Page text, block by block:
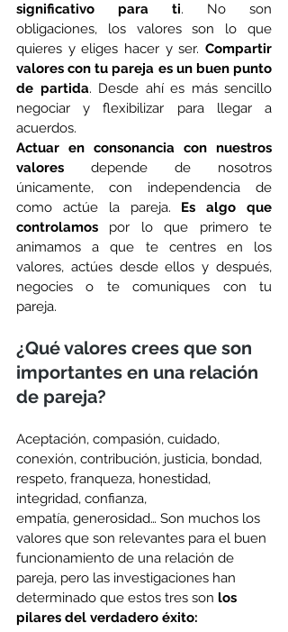
significativo para ti. No son
obligaciones, los valores son lo que
quieres y eliges hacer y ser. Compartir
valores con tu pareja es un buen punto
de partida. Desde ahí es más sencillo
negociar y flexibilizar para llegar a
acuerdos.
Actuar en consonancia con nuestros
valores depende de nosotros
únicamente, con independencia de
como actúe la pareja. Es algo que
controlamos por lo que primero te
animamos a que te centres en los
valores, actúes desde ellos y después,
negocies o te comuniques con tu
pareja.
¿Qué valores crees que son
importantes en una relación
de pareja?
Aceptación, compasión, cuidado,
conexión, contribución, justicia, bondad,
respeto, franqueza, honestidad,
integridad, confianza,
empatía, generosidad… Son muchos los
valores que son relevantes para el buen
funcionamiento de una relación de
pareja, pero las investigaciones han
determinado que estos tres son los
pilares del verdadero éxito: